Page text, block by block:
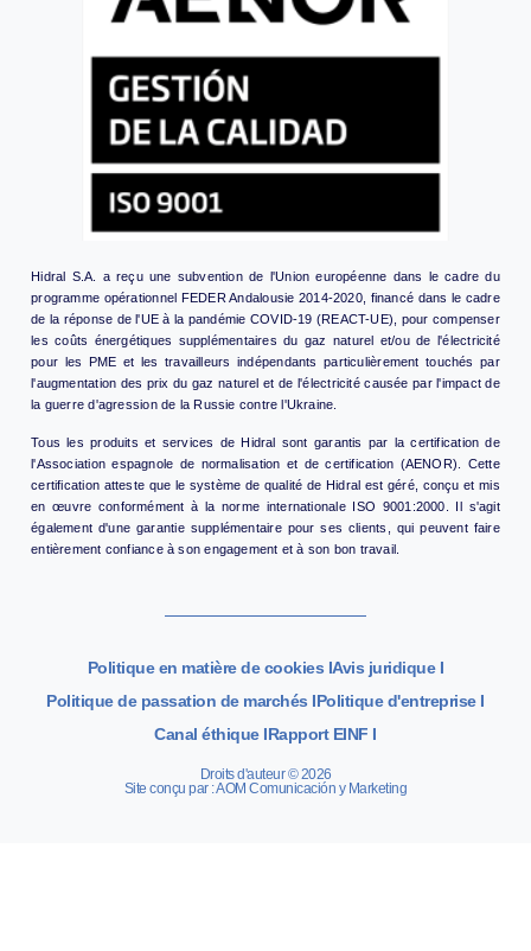
Hidral S.A. a reçu une subvention de l'Union européenne dans le cadre du
programme opérationnel FEDER Andalousie 2014-2020, financé dans le cadre
de la réponse de l'UE à la pandémie COVID-19 (REACT-UE), pour compenser
les coûts énergétiques supplémentaires du gaz naturel et/ou de l'électricité
pour les PME et les travailleurs indépendants particulièrement touchés par
l'augmentation des prix du gaz naturel et de l'électricité causée par l'impact de
la guerre d'agression de la Russie contre l'Ukraine.
Tous les produits et services de Hidral sont garantis par la certification de
l'Association espagnole de normalisation et de certification (AENOR). Cette
certification atteste que le système de qualité de Hidral est géré, conçu et mis
en œuvre conformément à la norme internationale ISO 9001:2000. Il s'agit
également d'une garantie supplémentaire pour ses clients, qui peuvent faire
entièrement confiance à son engagement et à son bon travail.
Politique en matière de cookies IAvis juridique I
Politique de passation de marchés IPolitique d'entreprise I
Canal éthique IRapport EINF I
Droits d'auteur © 2026
Site conçu par : AOM Comunicación y Marketing